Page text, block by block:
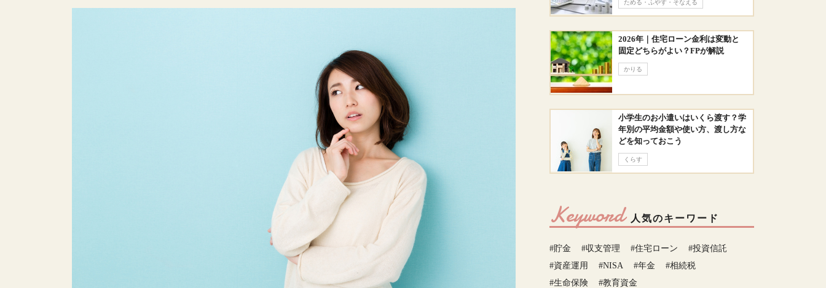
ためる・ふやす・そなえる
2026年｜住宅ローン金利は変動と
固定どちらがよい？FPが解説
かりる
小学生のお小遣いはいくら渡す？学
年別の平均金額や使い方、渡し方な
どを知っておこう
くらす
Keyword 人気のキーワード
#貯金 #収支管理 #住宅ローン
#投資信託
#資産運用
#NISA #年金
#相続税
#生命保険
#教育資金